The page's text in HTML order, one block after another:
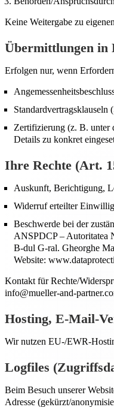
Keine Weitergabe zu
Übermittlungen in
Erfolgen nur, wenn
Zertifizierung (z. B. unter
Details zu konkret
Ihre Rechte (Art.
Auskunft, Berichtigung,
Widerruf erteilter
Beschwerde bei der
ANSPDCP – Autoritatea
B-dul G-ral. Gheorghe
Website:
Kontakt für Rechte/
info@mueller-and-
Hosting, E-Mail-
Wir nutzen EU-/EWR-
Logfiles
Beim Besuch unserer
Adresse (gekürzt/